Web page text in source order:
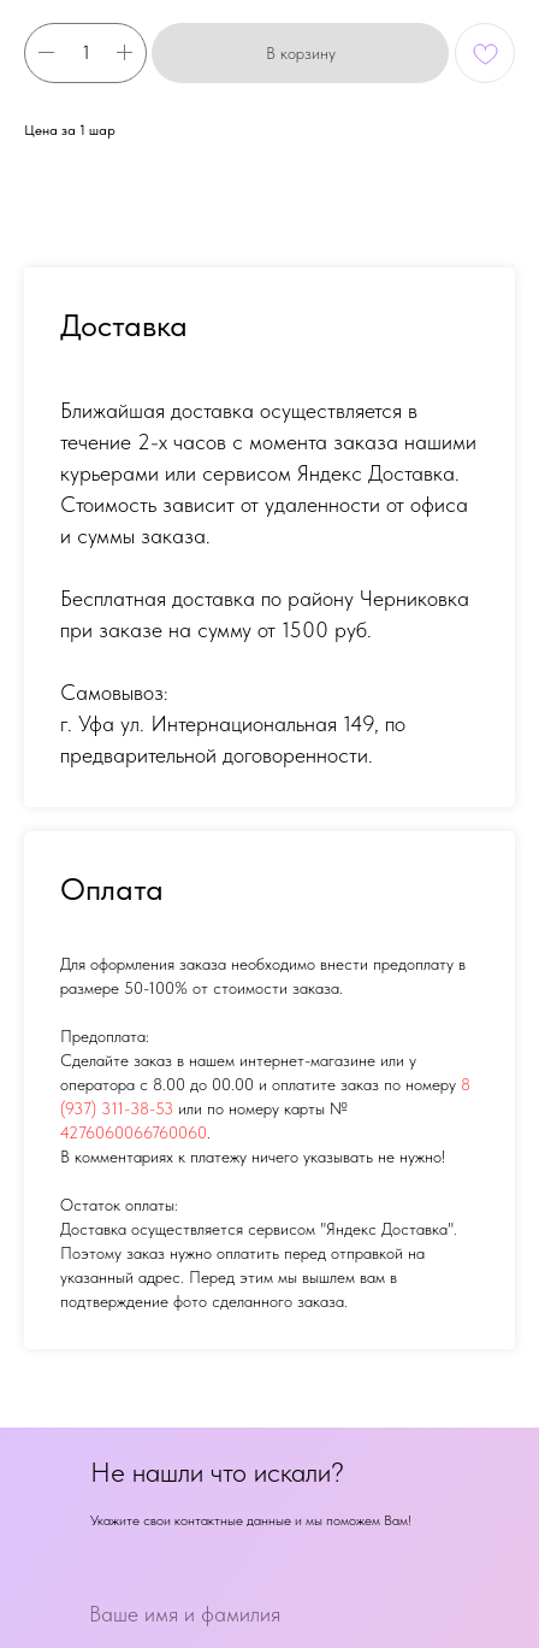
В корзину
Цена за 1 шар
Доставка
Ближайшая доставка осуществляется в
течение 2-х часов с момента заказа нашими
курьерами или сервисом Яндекс Доставка.
Стоимость зависит от удаленности от офиса
и суммы заказа.
Бесплатная доставка по району Черниковка
при заказе на сумму от 1500 руб.
Самовывоз:
г. Уфа ул. Интернациональная 149, по
предварительной договоренности.
Оплата
Для оформления заказа необходимо внести предоплату в
размере 50-100% от стоимости заказа.
Предоплата:
Сделайте заказ в нашем интернет-магазине или у
оператора с 8.00 до 00.00 и оплатите заказ по номеру 8
(937) 311-38-53 или по номеру карты №
4276060066760060
В комментариях к платежу ничего указывать не нужно!
Остаток оплаты:
Доставка осуществляется сервисом "Яндекс Доставка".
Поэтому заказ нужно оплатить перед отправкой на
указанный адрес. Перед этим мы вышлем вам в
подтверждение фото сделанного заказа.
Не нашли что искали?
Укажите свои контактные данные и мы поможем Вам!